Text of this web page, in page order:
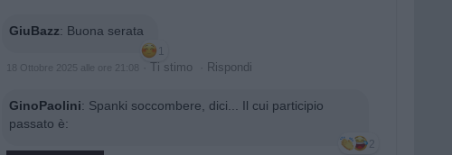
GiuBazz: Buona serata
1
18 Ottobre 2025 alle ore 21:08 Ti stimo Rispondi
GinoPaolini: Spanki soccombere, dici... Il cui participio
passato è:
2